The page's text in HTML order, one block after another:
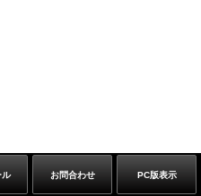
ル お問合わせ PC版表示